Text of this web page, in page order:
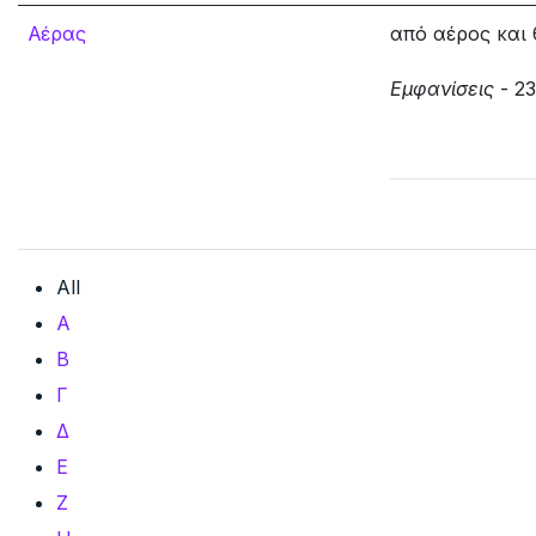
Αέρας από αέρος
Εμφανίσεις -
All
Α
Β
Γ
Δ
Ε
Ζ